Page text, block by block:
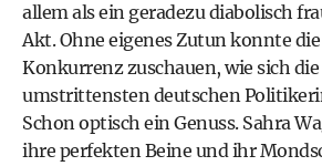
allem als ein geradezu diabolisch
Akt. Ohne eigenes Zutun konnte
Konkurrenz zuschauen, wie sich
umstrittensten deutschen
Schon optisch ein Genuss. Sahra
ihre perfekten Beine und ihr